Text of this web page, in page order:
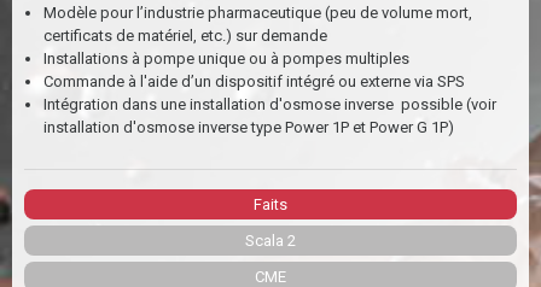
Modèle pour l’industrie pharmaceutique (peu de volume mort,
certificats de matériel, etc.) sur demande
Installations à pompe unique ou à pompes multiples
Commande à l'aide d’un dispositif intégré ou externe via SPS
Intégration dans une installation d'osmose inverse possible (voir
installation d'osmose inverse type Power 1P et Power G 1P)
Faits
Scala 2
CME